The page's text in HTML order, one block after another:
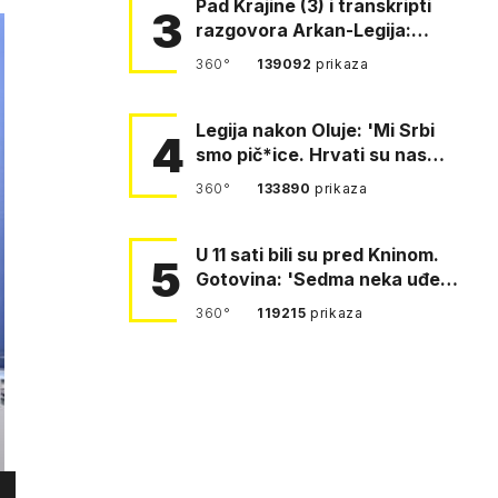
3
Pad Krajine (3) i transkripti
razgovora Arkan-Legija:
'Čujem, prelazite ustašam…
360° 139092prikaza
4 Legija nakon Oluje: 'Mi Srbi
smo pič*ice. Hrvati su nas
pomeli!'
360° 133890prikaza
5
U 11 sati bili su pred Kninom.
Gotovina: 'Sedma neka uđe,
4. gardijska neka g…
360° 119215prikaza